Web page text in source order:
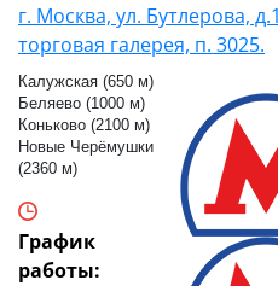
г. Москва, ул. Бутлерова,
торговая галерея, п. 3025.
Калужская (650 м)
Беляево (1000 м)
Коньково (2100 м)
Новые Черёмушки
(2360 м)
График
работы: